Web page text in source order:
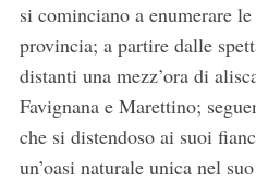
si cominciano a enumerare
provincia; a partire dalle
distanti una mezz’ora di
Favignana e Marettino;
che si distendoso ai suoi
un’oasi naturale unica nel